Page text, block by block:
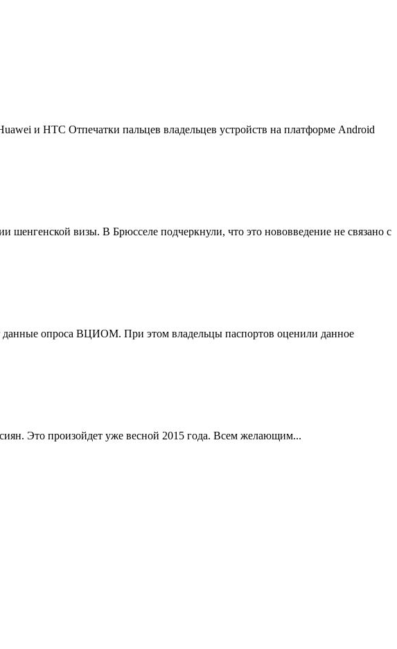
и HTC Отпечатки пальцев владельцев устройств на платформе Android
шенгенской визы. В Брюсселе подчеркнули, что это нововведение не связано с
данные опроса ВЦИОМ. При этом владельцы паспортов оценили данное
Это произойдет уже весной 2015 года. Всем желающим...